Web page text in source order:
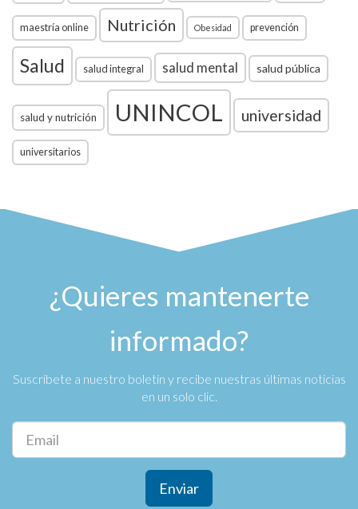
maestría online Nutrición Obesidad prevención
Salud salud integral salud mental salud pública
salud y nutrición UNINCOL universidad
universitarios
¿Quieres mantenerte
informado?
Suscríbete a nuestro boletín y recibe nuestras últimas noticias
en un solo clic.
Enviar